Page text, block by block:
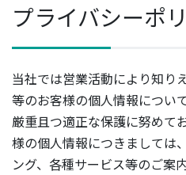
プライバシーポ
当社では営業活動により知り
等のお客様の個人情報につい
厳重且つ適正な保護に努めて
様の個人情報につきましては
ング、各種サービス等のご案